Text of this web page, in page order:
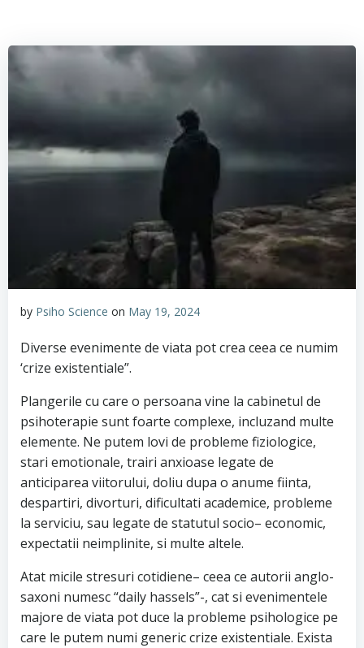
by Psiho Science on May 19, 2024
Diverse evenimente de viata pot crea ceea ce numim
‘crize existentiale”.
Plangerile cu care o persoana vine la cabinetul de
psihoterapie sunt foarte complexe, incluzand multe
elemente. Ne putem lovi de probleme fiziologice,
stari emotionale, trairi anxioase legate de
anticiparea viitorului, doliu dupa o anume fiinta,
despartiri, divorturi, dificultati academice, probleme
la serviciu, sau legate de statutul socio– economic,
expectatii neimplinite, si multe altele.
Atat micile stresuri cotidiene– ceea ce autorii anglo-
saxoni numesc “daily hassels”-, cat si evenimentele
majore de viata pot duce la probleme psihologice pe
care le putem numi generic crize existentiale. Exista